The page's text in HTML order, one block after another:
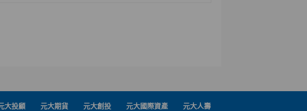
大投顧 元大期貨 元大創投 元大國際資產 元大人壽